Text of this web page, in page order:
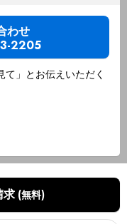
わせ
2205
」とお伝えいただく
求 (無料)